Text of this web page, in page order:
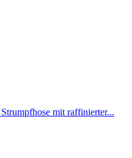
mit raffinierter...